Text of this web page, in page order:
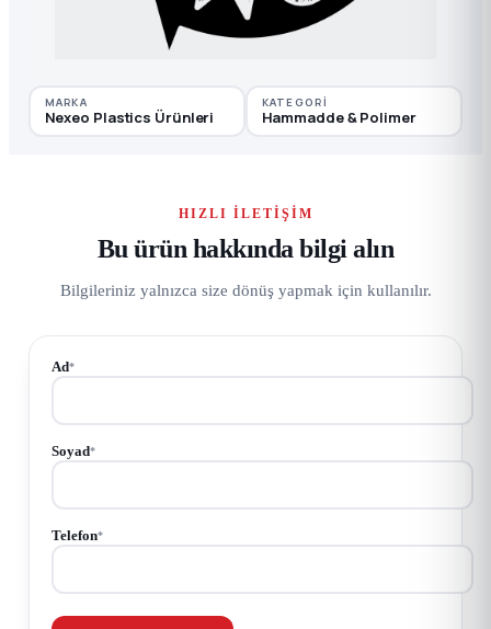
MARKA
Nexeo Plastics Ürünleri
KATEGORI
Hammadde & Polimer
HIZLI İLETIŞIM
Bu ürün hakkında bilgi alın
Bilgileriniz yalnızca size dönüş yapmak için kullanılır.
Ad*
Soyad*
Telefon*